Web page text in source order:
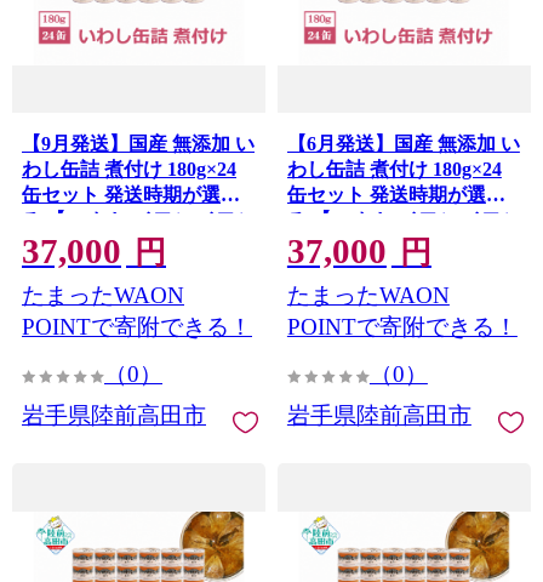
【9月発送】国産 無添加 い
わし缶詰 煮付け 180g×24
缶セット 発送時期が選べ
る 【 いわし イワシ イワシ
缶 魚 菊詰め 缶詰 無着色
海産物 防災 備蓄 長期保存
非常食 ローリングストッ
ク 国産 防災グッズ 】
37,000 円
たまったWAON
POINTで寄附できる！
（0）
岩手県陸前高田市
【6月発送】国産 無添加 い
わし缶詰 煮付け 180g×24
缶セット 発送時期が選べ
る 【 いわし イワシ イワシ
缶 魚 菊詰め 缶詰 無着色
海産物 防災 備蓄 長期保存
非常食 ローリングストッ
ク 国産 防災グッズ 】
37,000 円
たまったWAON
POINTで寄附できる！
（0）
岩手県陸前高田市